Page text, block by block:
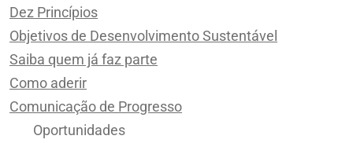
Dez Princípios
Objetivos de Desenvolvimento Sustentável
Saiba quem já faz parte
Como aderir
Comunicação de Progresso
Oportunidades